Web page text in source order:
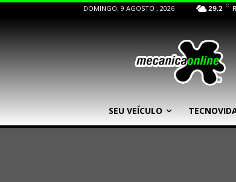
DOMINGO, 9 AGOSTO , 2026 29.2 C
SEU VEÍCULO